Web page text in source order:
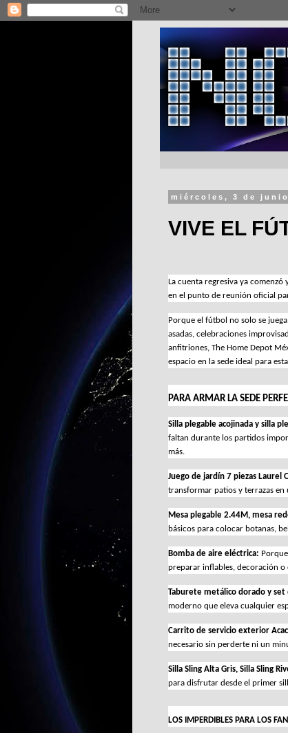
miércoles, 3 de junio
VIVE EL
La cuenta regresiva ya comenzó
en el punto de reunión oficial
Porque el fútbol no solo se
asadas, celebraciones
anfitriones, The Home Depot
espacio en la sede ideal para
PARA ARMAR LA SEDE
Silla plegable acojinada y silla
faltan durante los partidos
más.
Juego de jardín 7 piezas Laurel
transformar patios y terrazas
Mesa plegable 2.44M, mesa
básicos para colocar botanas,
Bomba de aire eléctrica:
preparar inflables, decoración
Taburete metálico dorado y set
moderno que eleva cualquier
Carrito de servicio exterior
necesario sin perderte ni un
Silla Sling Alta Gris, Silla Sling
para disfrutar desde el primer
LOS IMPERDIBLES PARA LOS